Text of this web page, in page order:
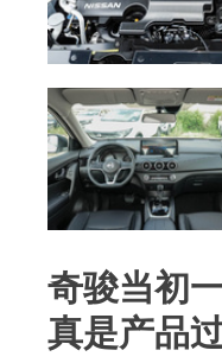
奇骏当初
真是产品